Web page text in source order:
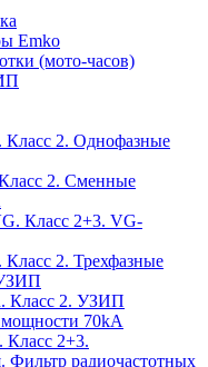
Emko
(мото-часов)
Класс 2. Однофазные
2. Сменные
Класс 2+3. VG-
2. Трехфазные
Класс 2. УЗИП
70kA
Класс 2+3.
Фильтр радиочастотных